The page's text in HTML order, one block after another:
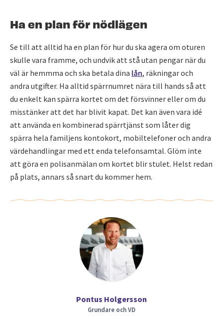
Ha en plan för nödlägen
Se till att alltid ha en plan för hur du ska agera om oturen
skulle vara framme, och undvik att stå utan pengar när du
väl är hemmma och ska betala dina lån, räkningar och
andra utgifter. Ha alltid spärrnumret nära till hands så att
du enkelt kan spärra kortet om det försvinner eller om du
misstänker att det har blivit kapat. Det kan även vara idé
att använda en kombinerad spärrtjänst som låter dig
spärra hela familjens kontokort, mobiltelefoner och andra
värdehandlingar med ett enda telefonsamtal. Glöm inte
att göra en polisanmälan om kortet blir stulet. Helst redan
på plats, annars så snart du kommer hem.
Pontus Holgersson
Grundare och VD